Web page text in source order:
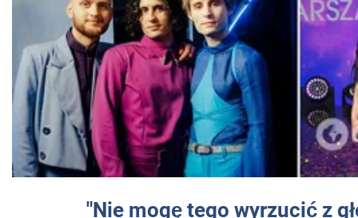
"Nie mogę tego wyrzucić z